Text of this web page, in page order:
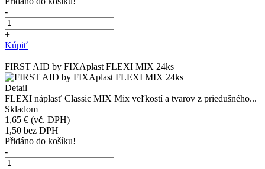
-
+
Kúpiť
FIRST AID by FIXAplast FLEXI MIX 24ks
Detail
FLEXI náplasť Classic MIX Mix veľkostí a tvarov z priedušného...
Skladom
1,65 € (vč. DPH)
1,50 bez DPH
Přidáno do košíku!
-